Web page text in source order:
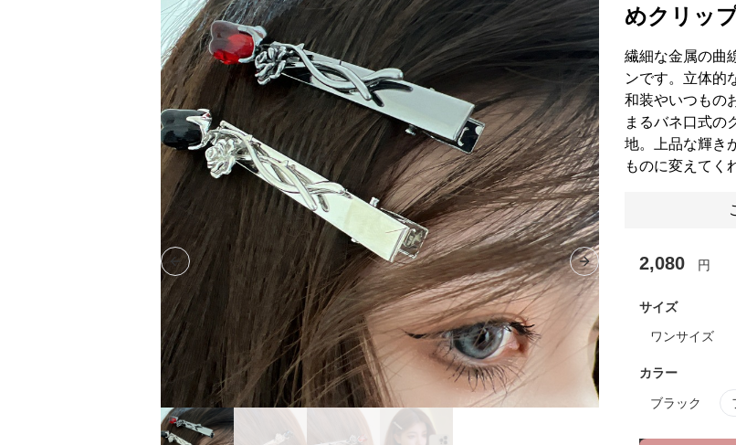
Previous slide Next slide
めクリッ
繊細な金属の曲
ンです。立体的
和装やいつもの
まるバネ口式の
地。上品な輝き
ものに変えてく
2,080 円
サイズ
ワンサイズ
カラー
ブラック